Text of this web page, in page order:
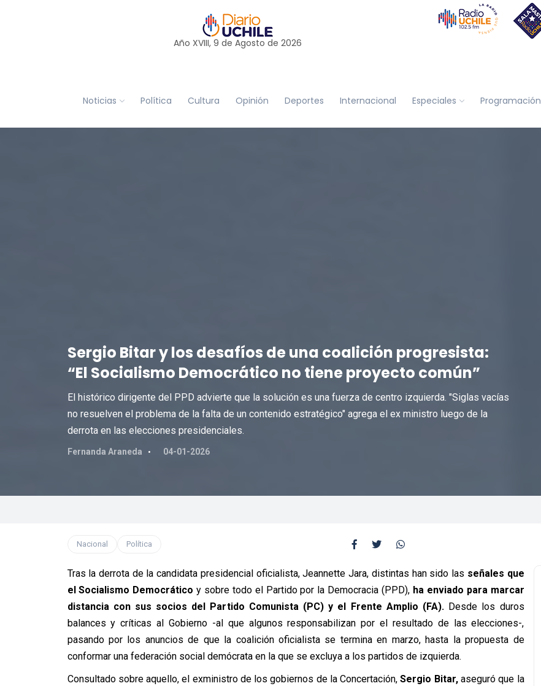
Año XVIII, 9 de Agosto de 2026
Noticias Política Cultura Opinión Deportes Internacional Especiales Programación
Sergio Bitar y los desafíos de una coalición progresista:
“El Socialismo Democrático no tiene proyecto común”
El histórico dirigente del PPD advierte que la solución es una fuerza de centro izquierda. "Siglas vacías
no resuelven el problema de la falta de un contenido estratégico" agrega el ex ministro luego de la
derrota en las elecciones presidenciales.
Fernanda Araneda 04-01-2026
Nacional Política
Tras la derrota de la candidata presidencial oficialista, Jeannette Jara, distintas han sido las señales que
el Socialismo Democráticoy sobre todo el Partido por la Democracia (PPD), ha enviado para marcar
distancia con sus socios del Partido Comunista (PC) y el Frente Amplio (FA).Desde los duros
balances y críticas al Gobierno -al que algunos responsabilizan por el resultado de las elecciones-,
pasando por los anuncios de que la coalición oficialista se termina en marzo, hasta la propuesta de
conformar una federación social demócrata en la que se excluya a los partidos de izquierda.
Consultado sobre aquello, el exministro de los gobiernos de la Concertación,Sergio Bitar, aseguróque la